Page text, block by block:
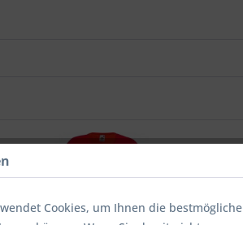
Cookies, um Ihnen die bestmögliche